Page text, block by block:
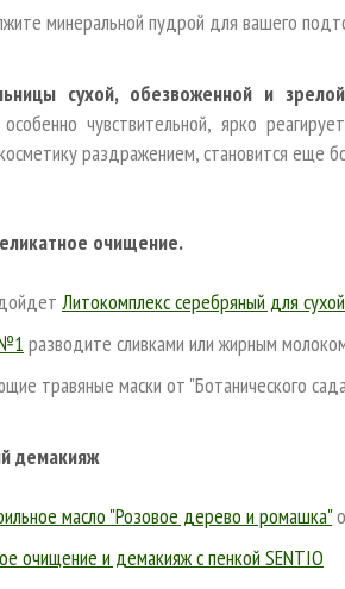
минеральной пудрой для вашего
сухой, обезвоженной и
особенно чувствительной, ярко
раздражением, становится еще
очищение.
Литокомплекс серебряный для
разводите сливками или жирным
травяные маски от "Ботанического
демакияж
масло "Розовое дерево и ромашка"
очищение и демакияж с пенкой SENTIO